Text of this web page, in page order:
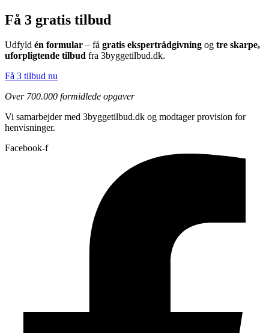
Få 3 gratis tilbud
Udfyld én formular – få gratis ekspertrådgivning og tre skarpe,
uforpligtende tilbud fra 3byggetilbud.dk.
Få 3 tilbud nu
Over 700.000 formidlede opgaver
Vi samarbejder med 3byggetilbud.dk og modtager provision for
henvisninger.
Facebook-f